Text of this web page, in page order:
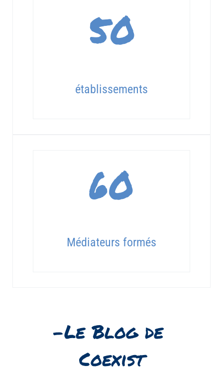
50
établissements
60
Médiateurs formés
-Le Blog de
Coexist